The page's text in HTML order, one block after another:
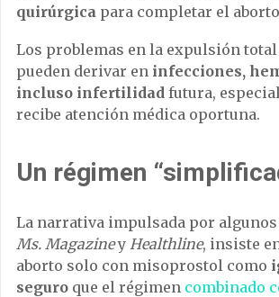
quirúrgica para completar el
Los problemas en la expulsión
pueden derivar en infecciones,
incluso infertilidad futura,
recibe atención médica oportuna.
Un régimen
La narrativa impulsada por
Ms. Magaziney Healthline, insiste
aborto solo con misoprostol como
seguro que el régimen combinado